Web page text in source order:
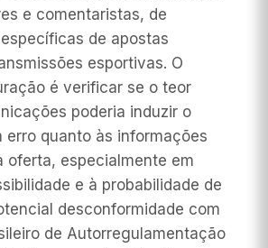
e comentaristas, de
de apostas
esportivas. O
é verificar se o teor
poderia induzir o
erro quanto às informações
oferta, especialmente em
e à probabilidade de
desconformidade com
de Autorregulamentação